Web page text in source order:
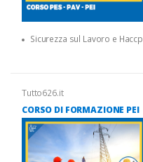
Sicurezza sul Lavoro e Haccp
Tutto626.it
CORSO DI FORMAZIONE PEI